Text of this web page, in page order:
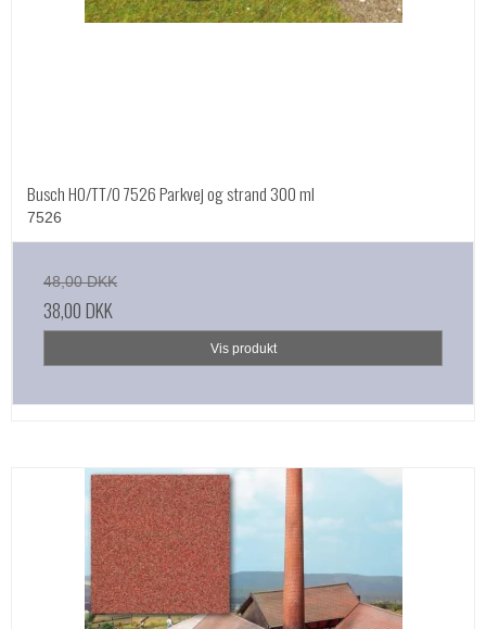
Busch HO/TT/O 7526 Parkvej og strand 300 ml
7526
48,00 DKK
38,00 DKK
Vis produkt